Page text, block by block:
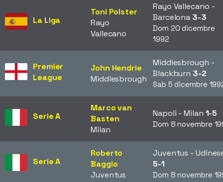
La Liga
Toni Polster
Rayo
Vallecano
Rayo Vallecano -
Barcelona 3-3
Dom 20 dicembre
1992
Premier
League
John Hendrie
Middlesbrough
Middlesbrough -
Blackburn 3-2
Sab 5 dicembre
Serie A
Marco van
Basten
Milan
Napoli - Milan 1-5
Dom 8 novembre
Serie A
Roberto
Baggio
Juventus
Juventus -
5-1
Dom 8 novembre